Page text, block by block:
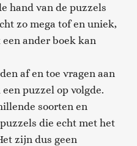
hand van de puzzels
zo mega tof en uniek,
ander boek kan
af en toe vragen aan
puzzel op volgde.
soorten en
die echt met het
zijn dus geen